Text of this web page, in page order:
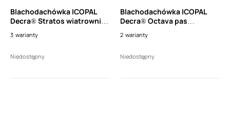
Blachodachówka ICOPAL
Decra® Stratos wiatrownica
960mm)
3 warianty
Niedostępny
Blachodachówka ICOPAL
Decra® Octava pas
(dł. 1150mm)
2 warianty
Niedostępny